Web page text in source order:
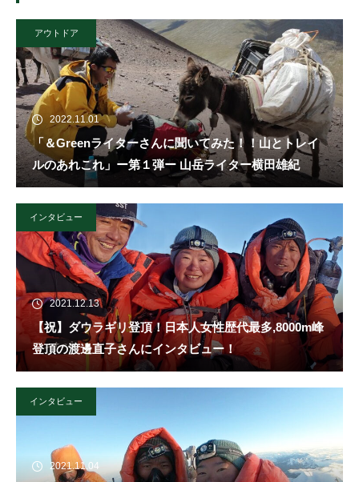
アウトドア
2022.11.01
「＆Greenライターさんに聞いてみた！！山とトレイ
ルのあれこれ」ー第１弾ー 山岳ライター横田雄紀
インタビュー
2021.12.13
【祝】ダウラギリ登頂！日本人女性歴代最多,8000m峰
登頂の渡邊直子さんにインタビュー！
インタビュー
2021.11.04